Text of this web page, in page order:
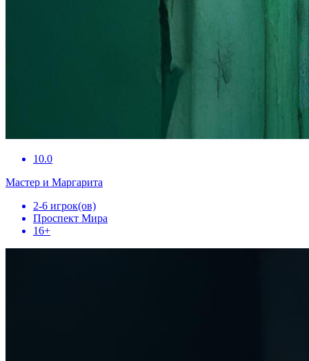
10.0
Мастер и Маргарита
2-6 игрок(ов)
Проспект Мира
16+